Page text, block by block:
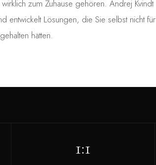
zum Zuhause gehören. Andrej Kvindt
entwickelt Lösungen, die Sie selbst nicht für
hätten.
1:1